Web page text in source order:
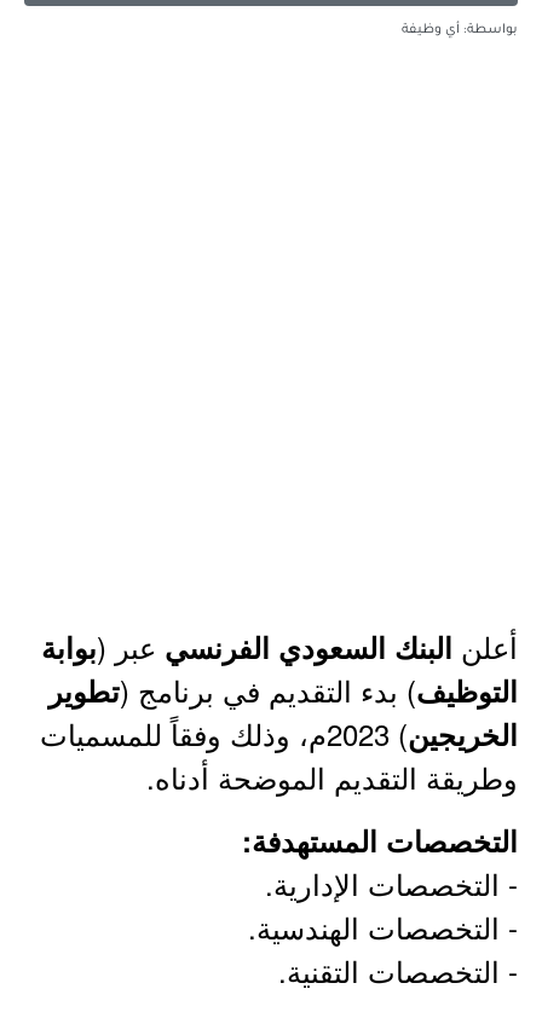
بواسطة: أي وظيفة
أعلن البنك السعودي الفرنسي عبر (بوابة
التوظيف) بدء التقديم في برنامج (تطوير
الخريجين
) 2023م، وذلك وفقاً للمسميات
وطريقة التقديم الموضحة أدناه.
التخصصات المستهدفة:
- التخصصات الإدارية.
- التخصصات الهندسية.
- التخصصات التقنية.